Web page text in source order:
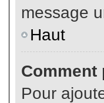
message
Haut
Comment
Pour